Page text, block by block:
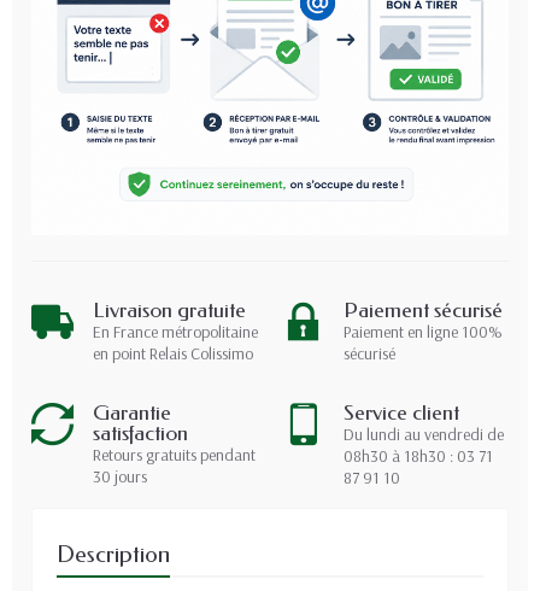
Livraison gratuite
En France métropolitaine
en point Relais Colissimo
Paiement sécurisé
Paiement en ligne 100%
sécurisé
Garantie
satisfaction
Retours gratuits pendant
30 jours
Service client
Du lundi au vendredi de
08h30 à 18h30 : 03 71
87 91 10
Description